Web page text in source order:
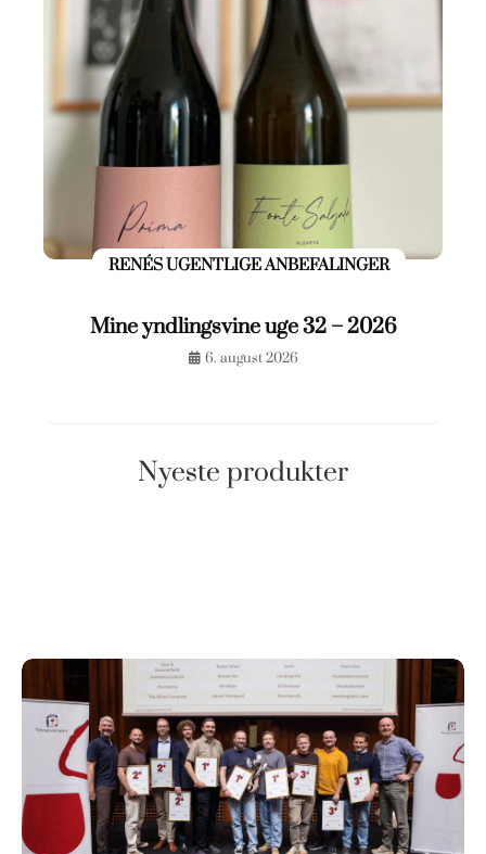
RENÉS UGENTLIGE ANBEFALINGER
Mine yndlingsvine uge 32 – 2026
6. august 2026
Nyeste produkter